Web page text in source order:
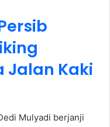
Jalan Kaki
Mulyadi berjanji